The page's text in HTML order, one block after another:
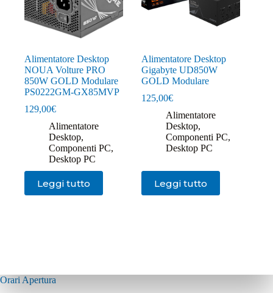
Alimentatore Desktop
NOUA Volture PRO
850W GOLD Modulare
PS0222GM-GX85MVP
129,00€
Alimentatore
Desktop,
Componenti PC,
Desktop PC
Leggi tutto
Alimentatore Desktop
Gigabyte UD850W
GOLD Modulare
125,00€
Alimentatore
Desktop,
Componenti PC,
Desktop PC
Leggi tutto
Orari Apertura